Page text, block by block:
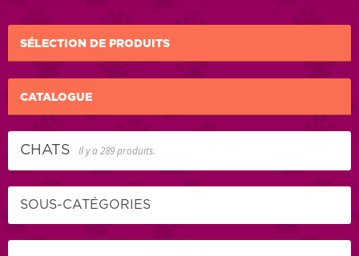
SÉLECTION DE PRODUITS
CATALOGUE
CHATS Il y a 289 produits.
SOUS-CATÉGORIES